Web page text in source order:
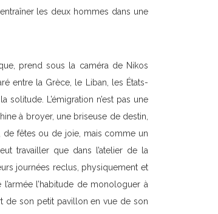
les deux hommes dans une
prend sous la caméra de Nikos
entre la Grèce, le Liban, les États-
solitude. L’émigration n’est pas une
à broyer, une briseuse de destin,
de fêtes ou de joie, mais comme un
travailler que dans l’atelier de la
journées reclus, physiquement et
l’habitude de monologuer à
de son petit pavillon en vue de son